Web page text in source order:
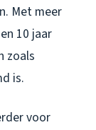
Met meer
10 jaar
zoals
is.
voor